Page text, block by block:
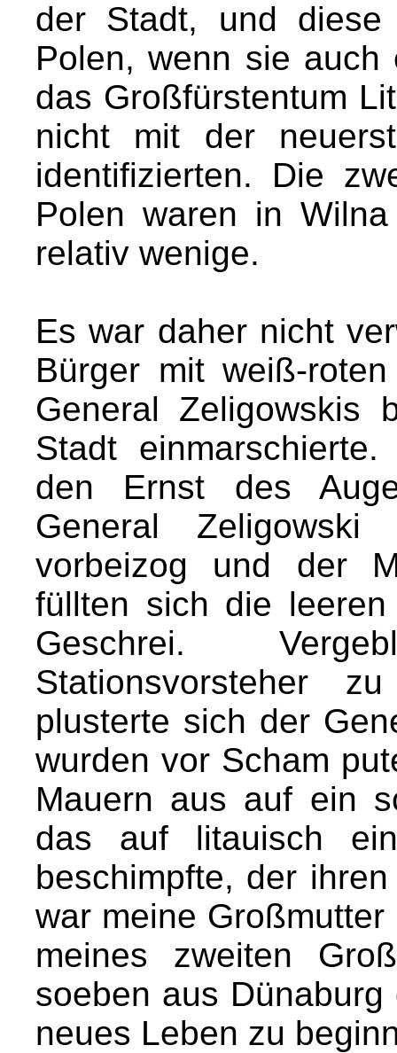
der Stadt, und
Polen, wenn sie auch
das Großfürstentum
nicht mit der
identifizierten. Die
Polen waren in
relativ wenige.
Es war daher nicht
Bürger mit weiß-
General Zeligowskis
Stadt
den Ernst des
General
vorbeizog und der
füllten sich die
Geschrei.
Stationsvorsteher
plusterte sich der
wurden vor Scham
Mauern aus auf ein
das auf litauisch
beschimpfte, der
war meine
meines zweiten
soeben aus
neues Leben zu